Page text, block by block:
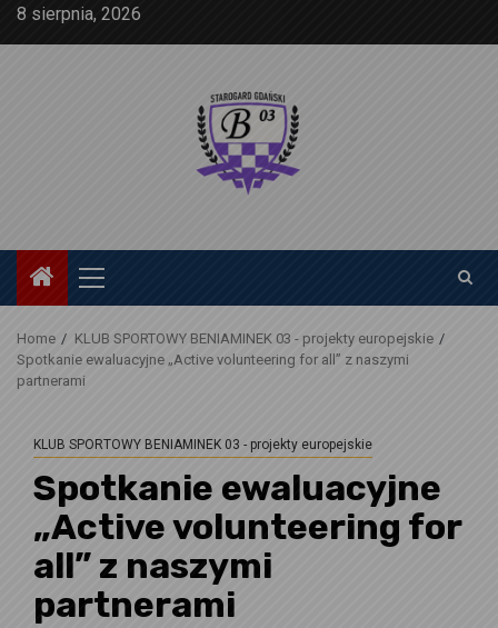
Skip8 sierpnia, 2026
Primary
Menu
Home
KLUB SPORTOWY BENIAMINEK 03 - projekty europejskie
Spotkanie ewaluacyjne „Active volunteering for all” z naszymi
partnerami
KLUB SPORTOWY BENIAMINEK 03 - projekty europejskie
Spotkanie ewaluacyjne
„Active volunteering for
all” z naszymi
partnerami